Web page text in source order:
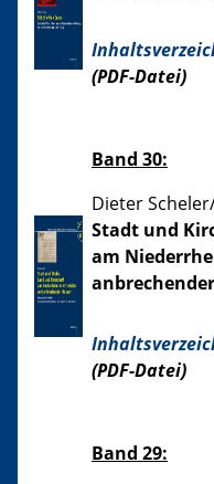
(PDF-Datei)
Band 30:
Dieter
Stadt und
am
(PDF-Datei)
Band 29: